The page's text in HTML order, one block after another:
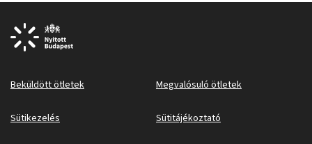
Beküldött ötletek Megvalósuló ötletek
Sütikezelés Sütitájékoztató